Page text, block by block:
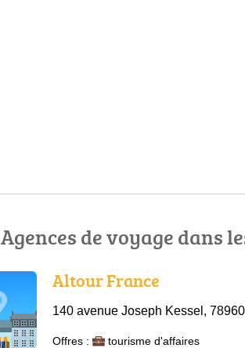
Agences de voyage dans
Altour France
140 avenue Joseph Kessel,
Offres : tourisme d'affaires